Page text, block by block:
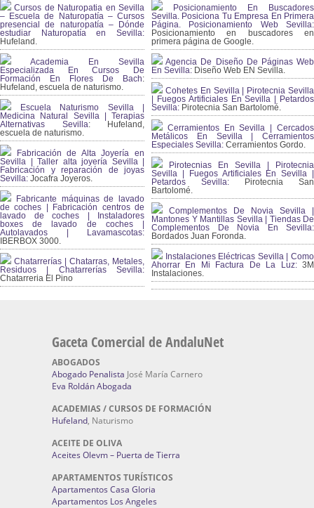
Cursos de Naturopatia en Sevilla
– Escuela de Naturopatía – Cursos
presencial de naturopatía – Dónde
estudiar Naturopatía en Sevilla:
Hufeland.
Academia En Sevilla
Especializada En Cursos De
Formación En Flores De Bach:
Hufeland, escuela de naturismo.
Escuela Naturismo Sevilla |
Medicina Natural Sevilla | Terapias
Alternativas Sevilla: Hufeland,
escuela de naturismo.
Fabricación de Alta Joyería en
Sevilla | Taller alta joyería Sevilla |
Fabricación y reparación de joyas
Sevilla: Jocafra Joyeros.
Fabricante máquinas de lavado
de coches | Fabricación centros de
lavado de coches | Instaladores
boxes de lavado de coches |
Autolavados | Lavamascotas:
IBERBOX 3000.
Chatarrerías | Chatarras, Metales,
Residuos | Chatarrerías Sevilla:
Chatarreria El Pino
Posicionamiento En Buscadores
Sevilla. Posiciona Tu Empresa En Primera
Página. Posicionamiento Web Sevilla:
Posicionamiento en buscadores en
primera página de Google.
Agencia De Diseño De Páginas Web
En Sevilla: Diseño Web EN Sevilla.
Cohetes En Sevilla | Pirotecnia Sevilla
| Fuegos Artificiales En Sevilla | Petardos
Sevilla: Pirotecnia San Bartolomé.
Cerramientos En Sevilla | Cercados
Metálicos En Sevilla | Cerramientos
Especiales Sevilla: Cerramientos Gordo.
Pirotecnias En Sevilla | Pirotecnia
Sevilla | Fuegos Artificiales En Sevilla |
Petardos Sevilla: Pirotecnia San
Bartolomé.
Complementos De Novia Sevilla |
Mantones Y Mantillas Sevilla | Tiendas De
Complementos De Novia En Sevilla:
Bordados Juan Foronda.
Instalaciones Eléctricas Sevilla | Como
Ahorrar En Mi Factura De La Luz:3M
Instalaciones.
Gaceta Comercial de AndaluNet
ABOGADOS
Abogado Penalista José María Carnero
Eva Roldán Abogada
ACADEMIAS / CURSOS DE FORMACIÓN
Hufeland, Naturismo
ACEITE DE OLIVA
Aceites Olevm – Puerta de Tierra
APARTAMENTOS TURÍSTICOS
Apartamentos Casa Gloria
Apartamentos Los Angeles